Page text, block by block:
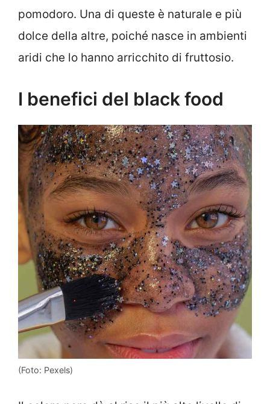
pomodoro. Una di queste è naturale e più
dolce della altre, poiché nasce in ambienti
aridi che lo hanno arricchito di fruttosio.
I benefici del black food
(Foto: Pexels)